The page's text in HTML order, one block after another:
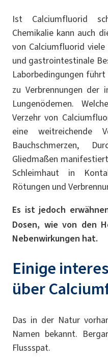
Ist Calciumfluorid
Chemikalie kann auch
von Calciumfluorid
und gastrointestinale
Laborbedingungen
zu Verbrennungen der
Lungenödemen.
Verzehr von
eine weitreichende
Bauchschmerzen,
Gliedmaßen
Schleimhaut in
Rötungen und
Es ist jedoch
Dosen, wie von den
Nebenwirkungen hat.
Einige
über
Das in der Natur
Namen bekannt.
Flussspat.